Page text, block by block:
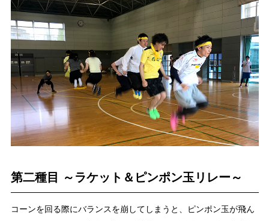
第二種目 ～ラケット＆ピンポン玉リレー～
コーンを回る際にバランスを崩してしまうと、ピンポン玉が飛ん